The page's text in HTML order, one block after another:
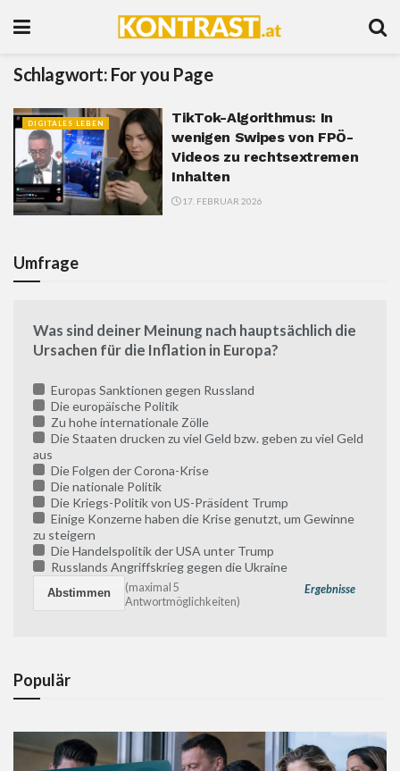
Schlagwort: For you Page
DIGITALES LEBEN
TikTok-Algorithmus: In
wenigen Swipes von FPÖ-
Videos zu rechtsextremen
Inhalten
17. FEBRUAR 2026
Umfrage
Was sind deiner Meinung nach hauptsächlich die
Ursachen für die Inflation in Europa?
Europas Sanktionen gegen Russland
Die europäische Politik
Zu hohe internationale Zölle
Die Staaten drucken zu viel Geld bzw. geben zu viel Geld
aus
Die Folgen der Corona-Krise
Die nationale Politik
Die Kriegs-Politik von US-Präsident Trump
Einige Konzerne haben die Krise genutzt, um Gewinne
zu steigern
Die Handelspolitik der USA unter Trump
Russlands Angriffskrieg gegen die Ukraine
Ergebnisse
(maximal 5
Antwortmöglichkeiten)
Populär